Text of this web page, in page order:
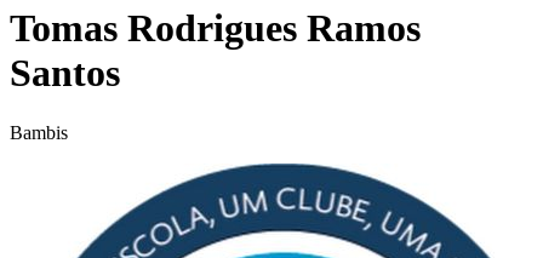
Tomas Rodrigues Ramos
Santos
Bambis